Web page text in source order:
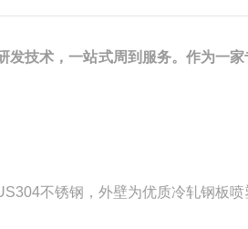
技术，一站式周到服务。作为一
不锈钢，外壁为优质冷轧钢板